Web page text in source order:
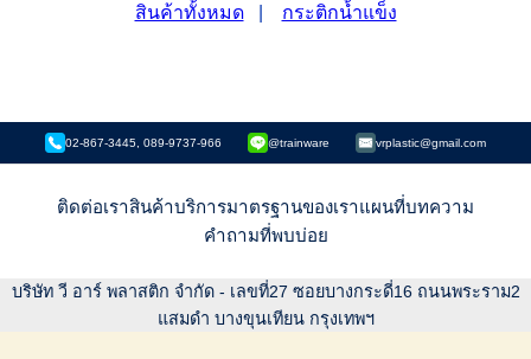
สินค้าทั้งหมด| กระติกน้ำแข็ง
02-867-3445, 089-9737-966 @trainware vrplastic@gmail.com
ติดต่อเราสินค้าบริการมาตรฐานของเราแผนที่บทความ
คำถามที่พบบ่อย
บริษัท วี อาร์ พลาสติก จำกัด - เลขที่27 ซอยบางกระดี่16 ถนนพระราม2
แสมดำ บางขุนเทียน กรุงเทพฯ